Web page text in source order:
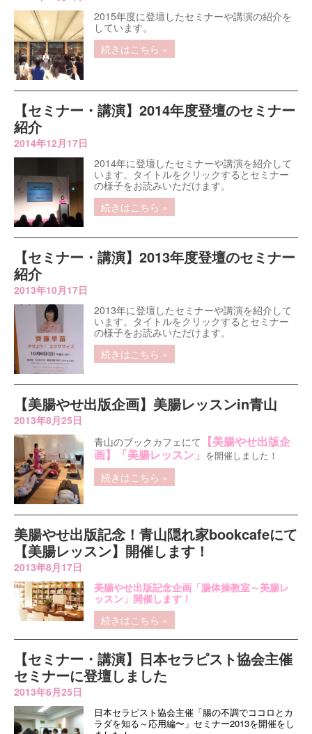
2015年度に登壇したセミナーや講演の紹介を
しています。
続きはこちら »
【セミナー・講演】2014年度登壇のセミナー
紹介
2014年12月17日
2014年に登壇したセミナーや講演を紹介して
います。タイトルをクリックするとセミナー
の様子をお読みいただけます。
続きはこちら »
【セミナー・講演】2013年度登壇のセミナー
紹介
2013年10月17日
2013年に登壇したセミナーや講演を紹介して
います。タイトルをクリックするとセミナー
の様子をお読みいただけます。
続きはこちら »
【美腸やせ出版企画】美腸レッスンin青山
2013年8月25日
青山のブックカフェにて 【美腸やせ出版企
画】「美腸レッスン」 を開催しました！
続きはこちら »
美腸やせ出版記念！青山隠れ家bookcafeにて
【美腸レッスン】開催します！
2013年8月17日
美腸やせ出版記念企画 「腸体操教室～美腸レ
ッスン」開催します！
続きはこちら »
【セミナー・講演】日本セラピスト協会主催
セミナーに登壇しました
2013年6月25日
日本セラピスト協会主催「腸の不調でココロとカ
ラダを知る～応用編〜」セミナー2013を開催をし